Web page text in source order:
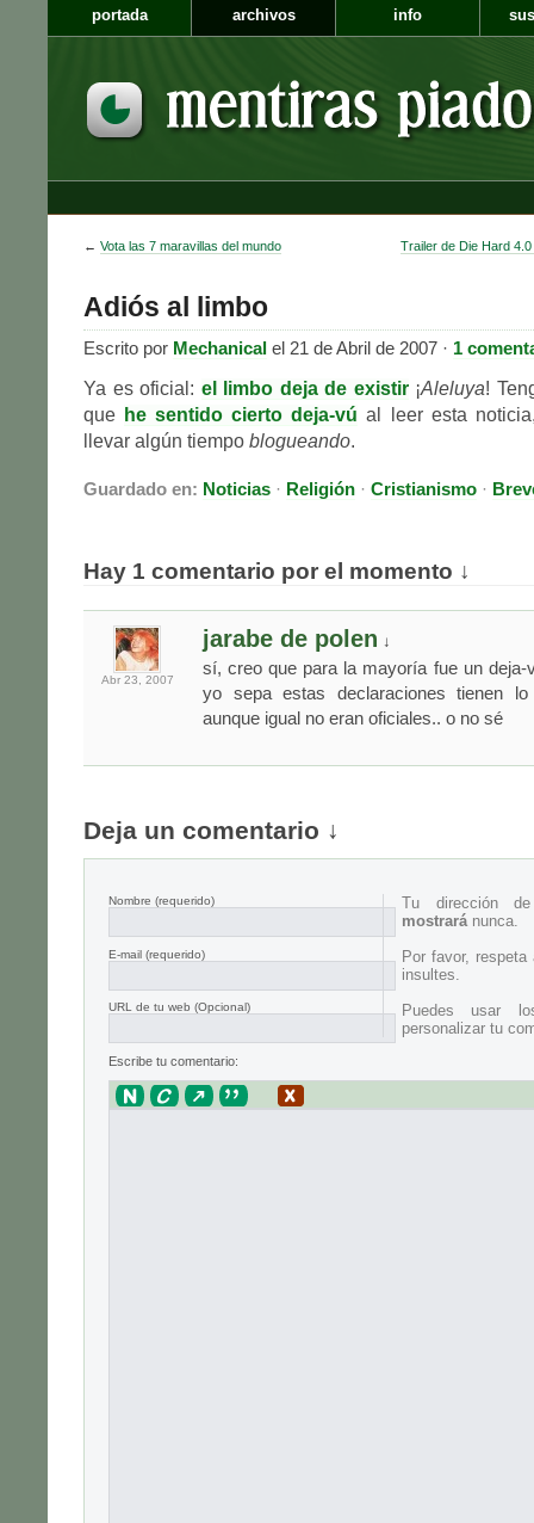
portada archivos info
← Vota las 7 maravillas del mundo Trailer de Die Hard
Adiós al limbo
Escrito por Mechanical el 21 de Abril de 2007 · 1
Ya es oficial: el limbo deja de existir¡Aleluya!
que he sentido cierto deja-vú al leer esta
llevar algún tiempo blogueando.
Guardado en: Noticias · Religión · Cristianismo ·
Hay 1 comentario por el momento ↓
Abr 23, 2007
jarabe de polen ↓
sí, creo que para la mayoría fue un deja-
yo sepa estas declaraciones tienen
aunque igual no eran oficiales.. o no sé
Deja un comentario ↓
Nombre (requerido)
E-mail (requerido)
URL de tu web (Opcional)
Tu dirección
mostraránunca.
Por favor,
insultes.
Puedes usar
personalizar tu
Escribe tu comentario: